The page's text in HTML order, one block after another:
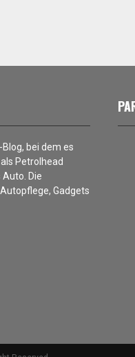
bei dem es
Petrolhead
Die
Gadgets